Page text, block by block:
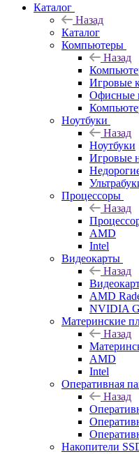
Каталог
Назад
Каталог
Компьютеры
Назад
Игровые
Офисные
Ноутбуки
Назад
Ноутбуки
Игровые
Процессоры
Назад
AMD
Intel
Видеокарты
Назад
AMD
NVIDIA
Материнские
Назад
AMD
Intel
Оперативная
Назад
Накопители